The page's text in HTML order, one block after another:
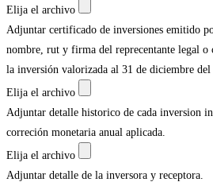
Elija el archivo
Adjuntar certificado de inversiones emitido
nombre, rut y firma del reprecentante legal o
la inversión valorizada al 31 de diciembre del
Elija el archivo
Adjuntar detalle historico de cada inversion
correción monetaria anual aplicada.
Elija el archivo
Adjuntar detalle de la inversora y receptora.